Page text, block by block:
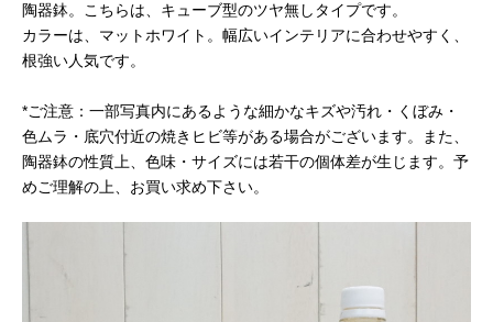
陶器鉢。こちらは、キューブ型のツヤ無しタイプです。
カラーは、マットホワイト。幅広いインテリアに合わせやすく、
根強い人気です。
*ご注意：一部写真内にあるような細かなキズや汚れ・くぼみ・
色ムラ・底穴付近の焼きヒビ等がある場合がございます。また、
陶器鉢の性質上、色味・サイズには若干の個体差が生じます。予
めご理解の上、お買い求め下さい。